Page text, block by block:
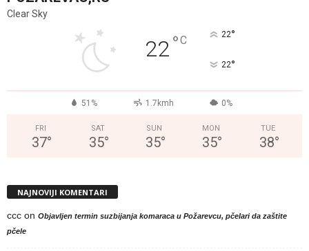
Clear Sky
22°C 22°
22°
51% 1.7kmh 0%
FRI
37°
SAT
35°
SUN
35°
MON
35°
TUE
38°
NAJNOVIJI KOMENTARI
ccc on Objavljen termin suzbijanja komaraca u Požarevcu, pčelari da zaštite
pčele